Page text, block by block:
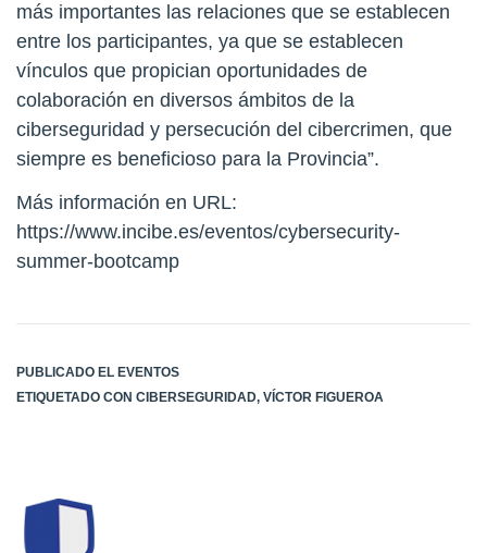
más importantes las relaciones que se establecen
entre los participantes, ya que se establecen
vínculos que propician oportunidades de
colaboración en diversos ámbitos de la
ciberseguridad y persecución del cibercrimen, que
siempre es beneficioso para la Provincia”.
Más información en URL:
https://www.incibe.es/eventos/cybersecurity-
summer-bootcamp
PUBLICADO EL EVENTOS
ETIQUETADO CON CIBERSEGURIDAD, VÍCTOR FIGUEROA